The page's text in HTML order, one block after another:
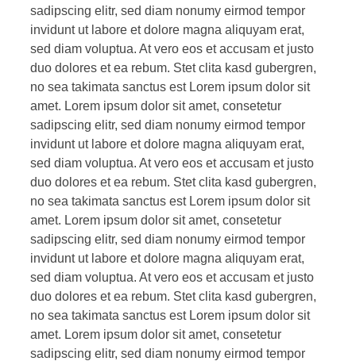
sadipscing elitr, sed diam nonumy eirmod tempor
invidunt ut labore et dolore magna aliquyam erat,
sed diam voluptua. At vero eos et accusam et justo
duo dolores et ea rebum. Stet clita kasd gubergren,
no sea takimata sanctus est Lorem ipsum dolor sit
amet. Lorem ipsum dolor sit amet, consetetur
sadipscing elitr, sed diam nonumy eirmod tempor
invidunt ut labore et dolore magna aliquyam erat,
sed diam voluptua. At vero eos et accusam et justo
duo dolores et ea rebum. Stet clita kasd gubergren,
no sea takimata sanctus est Lorem ipsum dolor sit
amet. Lorem ipsum dolor sit amet, consetetur
sadipscing elitr, sed diam nonumy eirmod tempor
invidunt ut labore et dolore magna aliquyam erat,
sed diam voluptua. At vero eos et accusam et justo
duo dolores et ea rebum. Stet clita kasd gubergren,
no sea takimata sanctus est Lorem ipsum dolor sit
amet. Lorem ipsum dolor sit amet, consetetur
sadipscing elitr, sed diam nonumy eirmod tempor